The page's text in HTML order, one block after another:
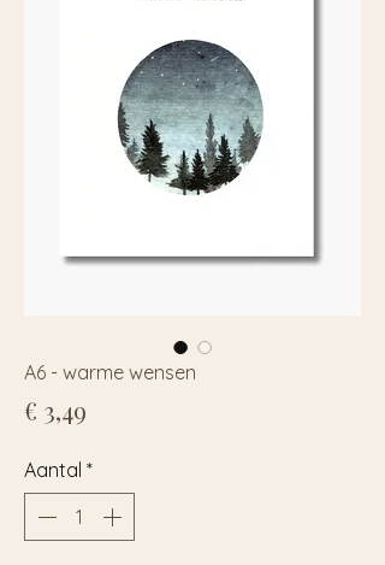
A6 - warme wensen
€ 3,49
Aantal *